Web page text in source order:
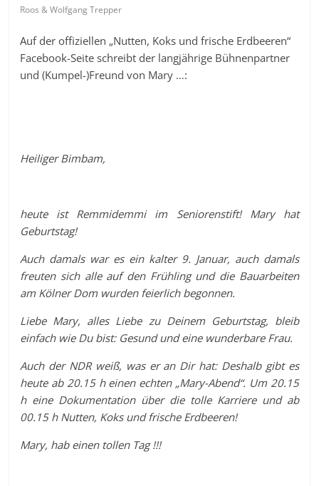
Roos & Wolfgang Trepper
Auf der offiziellen „Nutten, Koks und frische Erdbeeren“
Facebook-Seite schreibt der langjährige Bühnenpartner
und (Kumpel-)Freund von Mary …:
Heiliger Bimbam,
heute ist Remmidemmi im Seniorenstift! Mary hat
Geburtstag!
Auch damals war es ein kalter 9. Januar, auch damals
freuten sich alle auf den Frühling und die Bauarbeiten
am Kölner Dom wurden feierlich begonnen.
Liebe Mary, alles Liebe zu Deinem Geburtstag, bleib
einfach wie Du bist: Gesund und eine wunderbare Frau.
Auch der NDR weiß, was er an Dir hat: Deshalb gibt es
heute ab 20.15 h einen echten „Mary-Abend“. Um 20.15
h eine Dokumentation über die tolle Karriere und ab
00.15 h Nutten, Koks und frische Erdbeeren!
Mary, hab einen tollen Tag !!!